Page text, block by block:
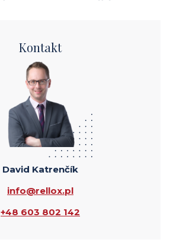
Kontakt
David Katrenčík
info@rellox.pl
+48 603 802 142